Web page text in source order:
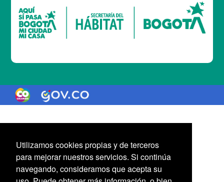
Utilizamos cookies propias y de terceros
para mejorar nuestros servicios. Si continúa
navegando, consideramos que acepta su
Logo marca ColombiaLogo Gobierno de Colombia